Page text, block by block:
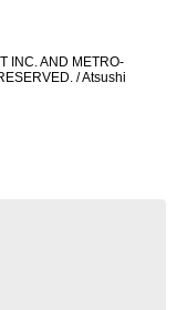
INC. AND METRO-
/ Atsushi